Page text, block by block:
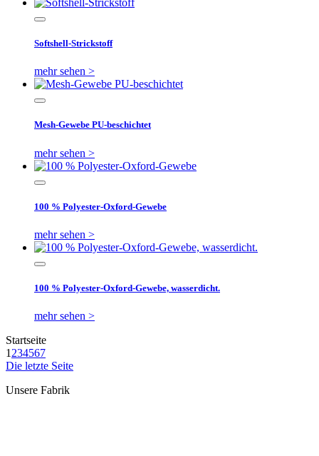
Softshell-Strickstoff
mehr sehen >
Mesh-Gewebe PU-beschichtet
mehr sehen >
100 % Polyester-Oxford-Gewebe
mehr sehen >
100 % Polyester-Oxford-Gewebe, wasserdicht.
mehr sehen >
Startseite
1 234567
Die letzte Seite
Unsere Fabrik